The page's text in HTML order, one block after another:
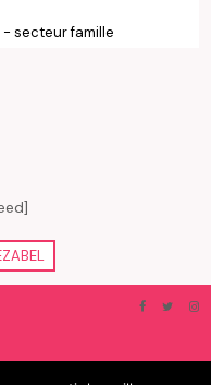
- secteur famille